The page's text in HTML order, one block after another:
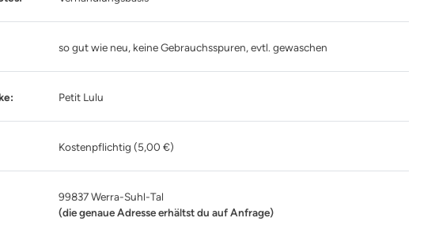
so gut wie neu, keine Gebrauchsspuren, evtl. gewaschen
Petit Lulu
Kostenpflichtig (5,00 €)
99837 Werra-Suhl-Tal
(die genaue Adresse erhältst du auf Anfrage)